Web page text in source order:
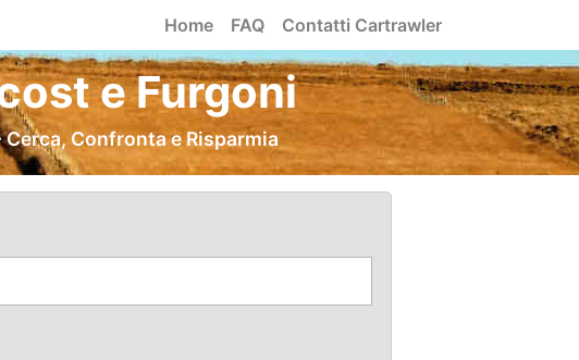
Home FAQ Contatti Cartrawler
e Furgoni
Confronta e Risparmia